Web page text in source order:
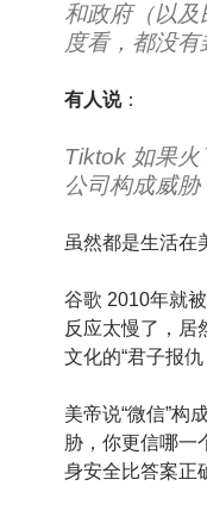
和政府（以
度看，都没有
有人说：
Tiktok 如果
公司构成威胁
虽然都是生活在
谷歌 2010年就
反应太慢了，居
文化的“君子报仇
美帝说“微信”构
胁，你更信哪一
身安全比答案正